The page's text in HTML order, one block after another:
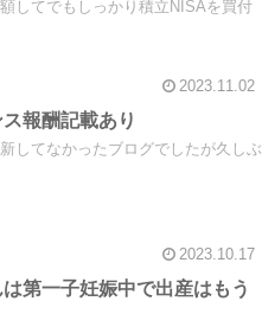
してでもしっかり積立NISAを買付
2023.11.02
報酬記載あり
してなかったブログでしたが久しぶ
2023.10.17
第一子妊娠中で出産はもう